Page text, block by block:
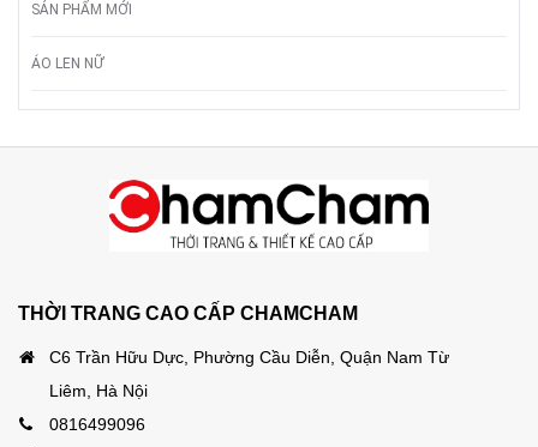
SẢN PHẨM MỚI
ÁO LEN NỮ
THỜI TRANG CAO CẤP CHAMCHAM
C6 Trần Hữu Dực, Phường Cầu Diễn, Quận Nam Từ
Liêm, Hà Nội
0816499096